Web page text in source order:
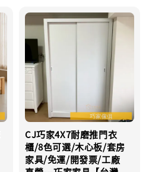
CJ巧家4X7耐磨推門衣
櫃/8色可選/木心板/套房
家具/免運/開發票/工廠